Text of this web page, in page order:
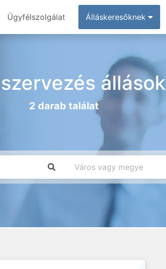
Ügyfélszolgálat Álláskeresőknek
2 darab találat